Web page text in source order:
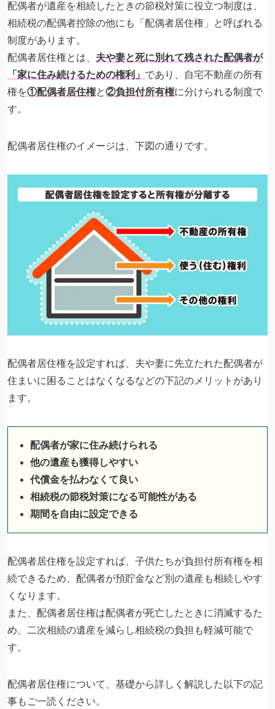
配偶者が遺産を相続したときの節税対策に役立つ制度は、
相続税の配偶者控除の他にも「配偶者居住権」と呼ばれる
制度があります。
配偶者居住権とは、 夫や妻と死に別れて残された配偶者が
「家に住み続けるための権利」 であり、自宅不動産の所有
権を①配偶者居住権と②負担付所有権に分けられる制度で
す。
配偶者居住権のイメージは、下図の通りです。
配偶者居住権を設定すれば、夫や妻に先立たれた配偶者が
住まいに困ることはなくなるなどの下記のメリットがあり
ます。
配偶者が家に住み続けられる
他の遺産も獲得しやすい
代償金を払わなくて良い
相続税の節税対策になる可能性がある
期間を自由に設定できる
配偶者居住権を設定すれば、子供たちが負担付所有権を相
続できるため、配偶者が預貯金など別の遺産も相続しやす
くなります。
また、配偶者居住権は配偶者が死亡したときに消滅するた
め、二次相続の遺産を減らし相続税の負担も軽減可能で
す。
配偶者居住権について、基礎から詳しく解説した以下の記
事もご一読ください。